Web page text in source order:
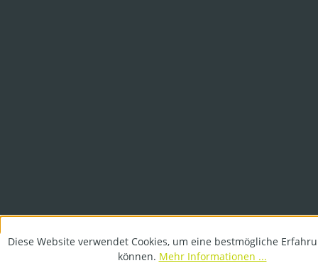
Diese Website verwendet Cookies, um eine bestmögliche
können. Mehr Informationen ...